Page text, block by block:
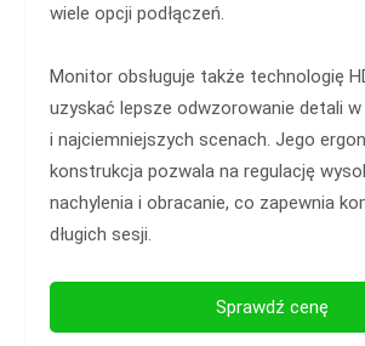
wiele opcji podłączeń.
Monitor obsługuje także technologię
uzyskać lepsze odwzorowanie detali w
i najciemniejszych scenach. Jego
konstrukcja pozwala na regulację
nachylenia i obracanie, co zapewnia
długich sesji.
Sprawdź cenę